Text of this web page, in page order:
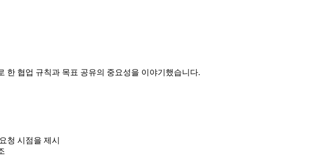
한 협업 규칙과 목표 공유의 중요성을 이야기했습니다.
청 시점을 제시